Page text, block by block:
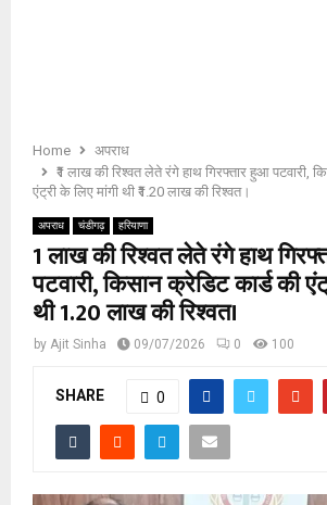
Home
अपराध
₹1 लाख की रिश्वत लेते रंगे हाथ गिरफ्तार हुआ पटवारी,
एंट्री के लिए मांगी थी ₹1.20 लाख की रिश्वत।
अपराध चंडीगढ़ हरियाणा
₹1 लाख की रिश्वत लेते रंगे हाथ
पटवारी, किसान क्रेडिट कार्ड की
थी ₹1.20 लाख की रिश्वत।
by Ajit Sinha 09/07/2026 0 100
SHARE 0